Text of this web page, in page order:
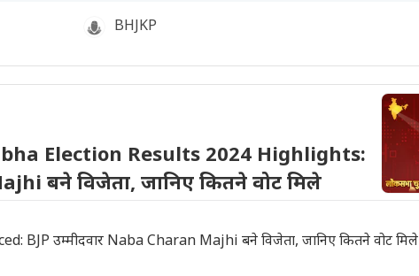
BHJKP
Election Results 2024 Highlights:
बने विजेता, जानिए कितने वोट मिले
उम्मीदवार Naba Charan Majhi बने विजेता, जानिए कितने वोट मिले